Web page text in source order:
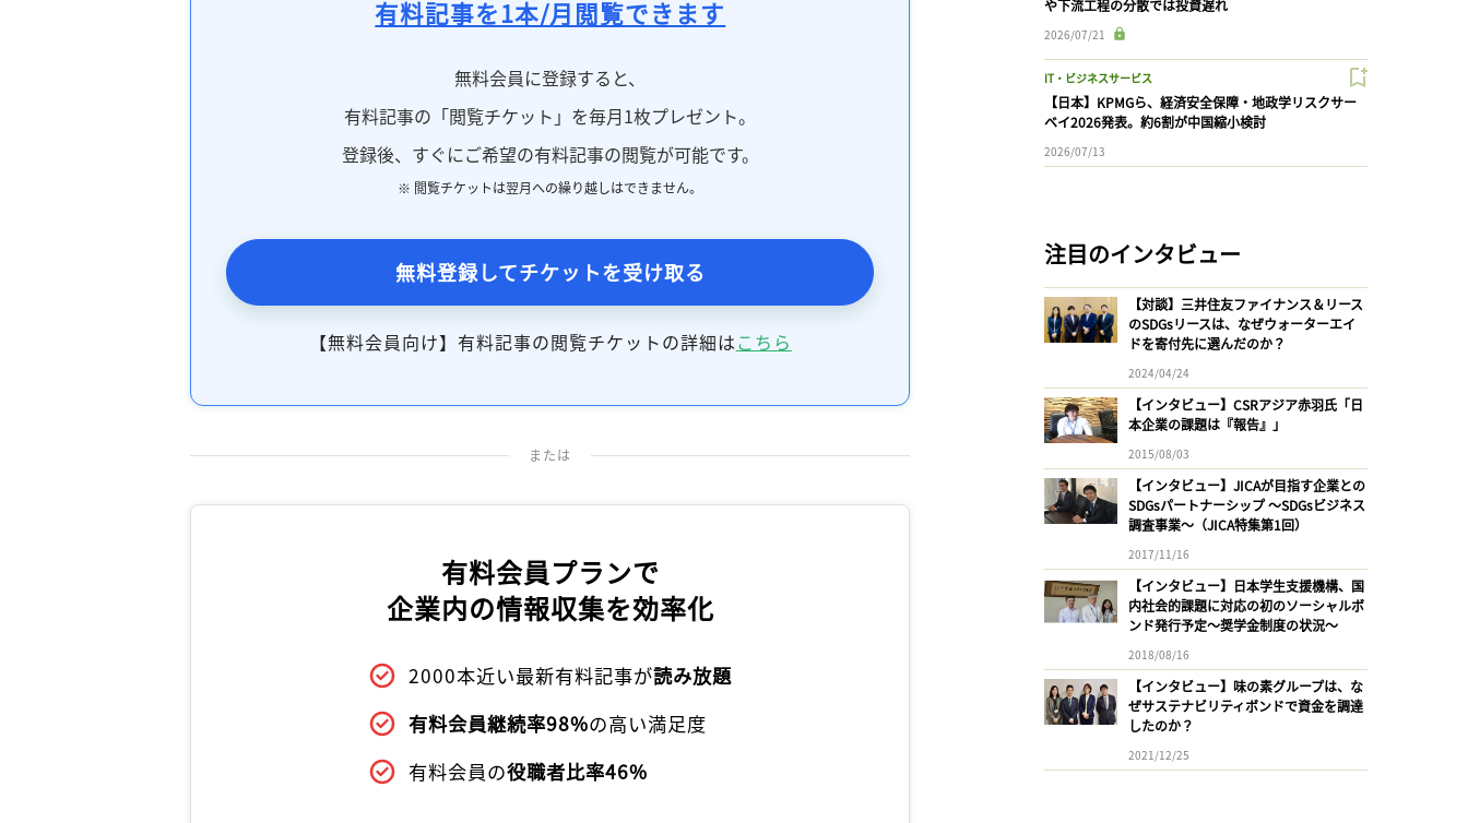
有料記事を1本/月閲覧できます
無料会員に登録すると、
有料記事の「閲覧チケット」を毎月1枚プレゼント。
登録後、すぐにご希望の有料記事の閲覧が可能です。
※ 閲覧チケットは翌月への繰り越しはできません。
無料登録してチケットを受け取る
【無料会員向け】有料記事の閲覧チケットの詳細はこちら
または
有料会員プランで
企業内の情報収集を効率化
2000本近い最新有料記事が読み放題
有料会員継続率98%の高い満足度
有料会員の役職者比率46%
や下流工程の分散では投資遅れ
2026/07/21
IT・ビジネスサービス
【日本】KPMGら、経済安全保障・地政学リスクサー
ベイ2026発表。約6割が中国縮小検討
2026/07/13
注目のインタビュー
【対談】三井住友ファイナンス＆リース
のSDGsリースは、なぜウォーターエイ
ドを寄付先に選んだのか？
2024/04/24
【インタビュー】CSRアジア赤羽氏「日
本企業の課題は『報告』」
2015/08/03
【インタビュー】JICAが目指す企業との
SDGsパートナーシップ 〜SDGsビジネス
調査事業〜（JICA特集第1回）
2017/11/16
【インタビュー】日本学生支援機構、国
内社会的課題に対応の初のソーシャルボ
ンド発行予定〜奨学金制度の状況〜
2018/08/16
【インタビュー】味の素グループは、な
ぜサステナビリティボンドで資金を調達
したのか？
2021/12/25
ログインが必要です